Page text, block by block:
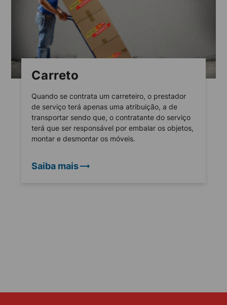
Carreto
Quando se contrata um carreteiro, o prestador
de serviço terá apenas uma atribuição, a de
transportar sendo que, o contratante do serviço
terá que ser responsável por embalar os objetos,
montar e desmontar os móveis.
Saiba mais